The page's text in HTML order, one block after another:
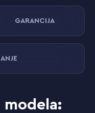
GARANCIJA
modela: